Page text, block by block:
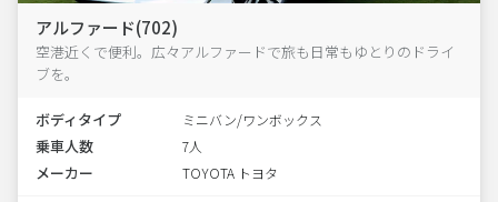
アルファード(702)
空港近くで便利。広々アルファードで旅も日常もゆとりのドライ
ブを。
ボディタイプ ミニバン/ワンボックス
乗車人数 7人
メーカー TOYOTA トヨタ